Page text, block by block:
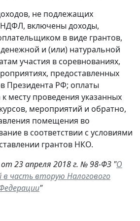
не подлежащих
включены доходы,
в виде грантов,
и (или) натуральной
участия в соревнованиях,
предоставленных
Президента РФ; оплаты
месту проведения указанных
мероприятий и обратно,
помещения во
в соответствии с условиями
грантов НКО.
23 апреля 2018 г. № 98-ФЗ "О
в часть вторую Налогового
"